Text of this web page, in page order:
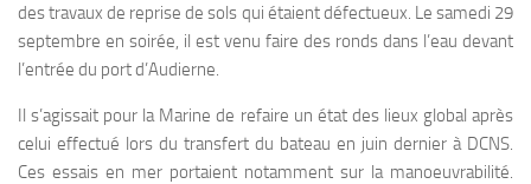
des travaux de reprise de sols qui étaient défectueux. Le samedi 29
septembre en soirée, il est venu faire des ronds dans l’eau devant
l’entrée du port d’Audierne.
Il s’agissait pour la Marine de refaire un état des lieux global après
celui effectué lors du transfert du bateau en juin dernier à DCNS.
Ces essais en mer portaient notamment sur la manoeuvrabilité.